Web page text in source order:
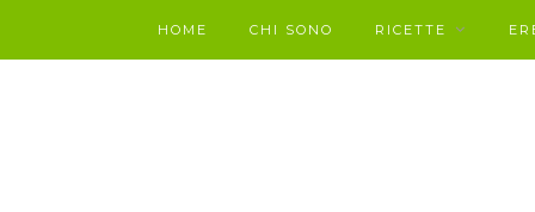
HOME CHI SONO RICETTE